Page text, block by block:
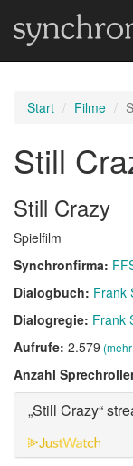
Start Filme
Still
Still Crazy
Spielfilm
Synchronfirma:
Dialogbuch: Frank
Dialogregie: Frank
Aufrufe: 2.579
Anzahl
„Still Crazy“